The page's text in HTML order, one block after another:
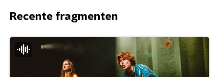
Recente fragmenten